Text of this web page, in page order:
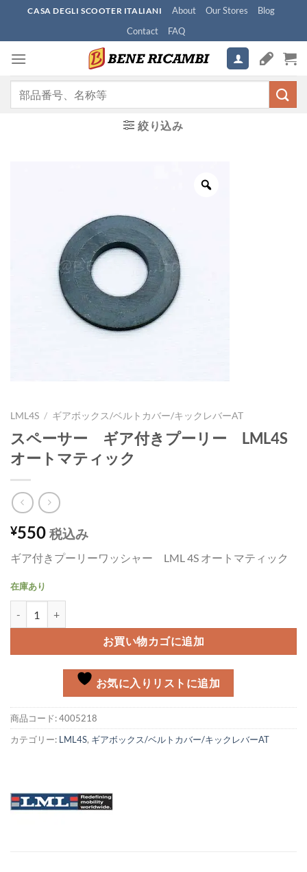
content
CASA DEGLI SCOOTER ITALIANI About Our Stores
Blog
Contact
FAQ
絞り込み
LML4S / ギアボックス/ベルトカバー/キックレバーAT
スペーサー ギア付きプーリー LML4S
オートマティック
¥550 税込み
ギア付きプーリーワッシャー LML 4S オートマティック
在庫あり
お買い物カゴに追加
お気に入りリストに追加
商品コード:4005218
カテゴリー: LML4S, ギアボックス/ベルトカバー/キックレバーAT